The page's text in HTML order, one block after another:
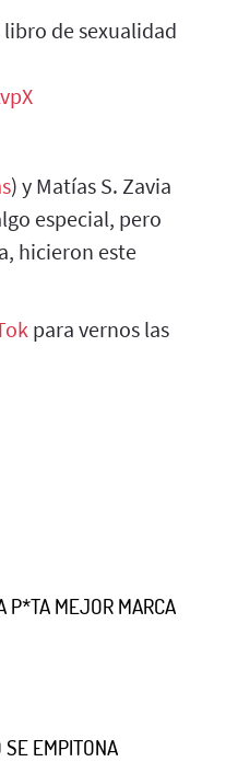
de sexualidad
) y Matías S. Zavia
especial, pero
hicieron este
para vernos las
P*TA MEJOR MARCA
SE EMPITONA